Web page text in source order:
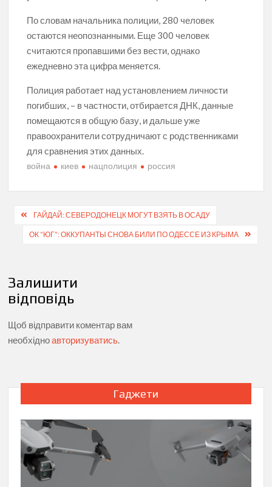
По словам начальника полиции, 280 человек
остаются неопознанными. Еще 300 человек
считаются пропавшими без вести, однако
ежедневно эта цифра меняется.
Полиция работает над установлением личности
погибших, – в частности, отбирается ДНК, данные
помещаются в общую базу, и дальше уже
правоохранители сотрудничают с родственниками
для сравнения этих данных.
война киев нацполиция россия
Навігація
записів
ГАЙДАЙ: СЕВЕРОДОНЕЦК МОГУТ ВЗЯТЬ В ОСАДУ
ОК “ЮГ”: ОККУПАНТЫ СНОВА БИЛИ ПО ОДЕССЕ ИЗ КРЫМА
Залишити
відповідь
Щоб відправити коментар вам
необхідноавторизуватись
Гаджети